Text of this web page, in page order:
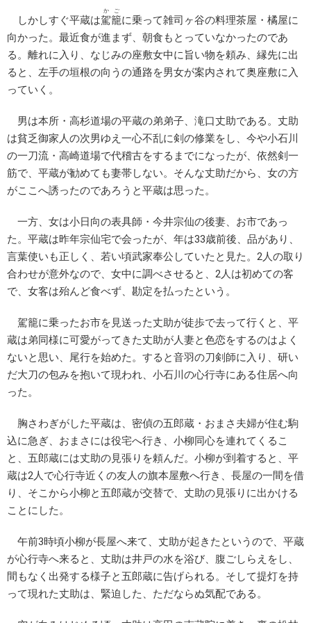
しかしすぐ平蔵は駕籠
かご
に乗って雑司ヶ谷の料理茶屋・橘屋に
向かった。最近食が進まず、朝食もとっていなかったのであ
る。離れに入り、なじみの座敷女中に旨い物を頼み、縁先に出
ると、左手の垣根の向うの通路を男女が案内されて奥座敷に入
っていく。
男は本所・高杉道場の平蔵の弟弟子、滝口丈助である。丈助
は貧乏御家人の次男ゆえ一心不乱に剣の修業をし、今や小石川
の一刀流・高崎道場で代稽古をするまでになったが、依然剣一
筋で、平蔵が勧めても妻帯しない。そんな丈助だから、女の方
がここへ誘ったのであろうと平蔵は思った。
一方、女は小日向の表具師・今井宗仙の後妻、お市であっ
た。平蔵は昨年宗仙宅で会ったが、年は33歳前後、品があり、
言葉使いも正しく、若い頃武家奉公していたと見た。2人の取り
合わせが意外なので、女中に調べさせると、2人は初めての客
で、女客は殆んど食べず、勘定を払ったという。
駕籠に乗ったお市を見送った丈助が徒歩で去って行くと、平
蔵は弟同様に可愛がってきた丈助が人妻と色恋をするのはよく
ないと思い、尾行を始めた。すると音羽の刀剣師に入り、研い
だ大刀の包みを抱いて現われ、小石川の心行寺にある住居へ向
った。
胸さわぎがした平蔵は、密偵の五郎蔵・おまさ夫婦が住む駒
込に急ぎ、おまさには役宅へ行き、小柳同心を連れてくるこ
と、五郎蔵には丈助の見張りを頼んだ。小柳が到着すると、平
蔵は2人で心行寺近くの友人の旗本屋敷へ行き、長屋の一間を借
り、そこから小柳と五郎蔵が交替で、丈助の見張りに出かける
ことにした。
午前3時頃小柳が長屋へ来て、丈助が起きたというので、平蔵
が心行寺へ来ると、丈助は井戸の水を浴び、腹ごしらえをし、
間もなく出発する様子と五郎蔵に告げられる。そして提灯を持
って現れた丈助は、緊迫した、ただならぬ気配である。